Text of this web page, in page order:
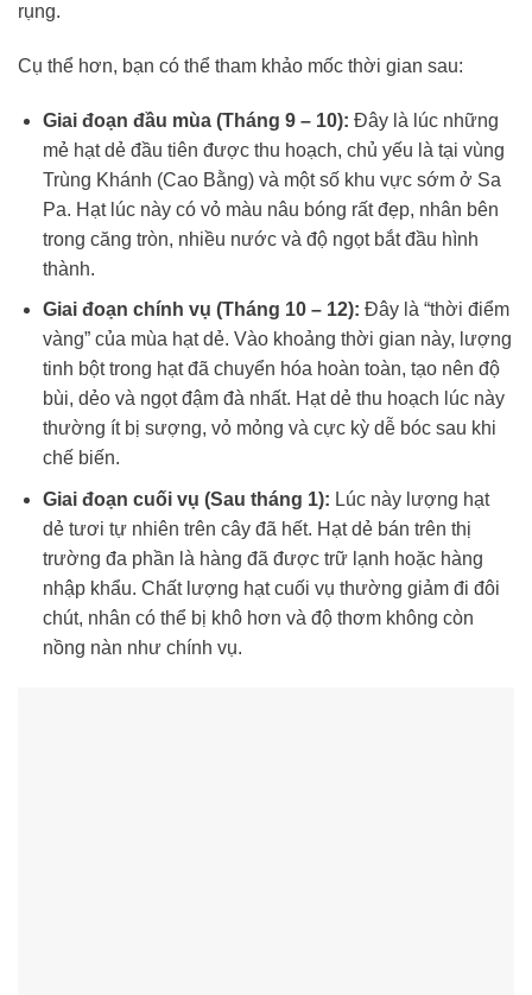
rụng.
Cụ thể hơn, bạn có thể tham khảo mốc thời gian sau:
Giai đoạn đầu mùa (Tháng 9 – 10): Đây là lúc những
mẻ hạt dẻ đầu tiên được thu hoạch, chủ yếu là tại vùng
Trùng Khánh (Cao Bằng) và một số khu vực sớm ở Sa
Pa. Hạt lúc này có vỏ màu nâu bóng rất đẹp, nhân bên
trong căng tròn, nhiều nước và độ ngọt bắt đầu hình
thành.
Giai đoạn chính vụ (Tháng 10 – 12): Đây là “thời điểm
vàng” của mùa hạt dẻ. Vào khoảng thời gian này, lượng
tinh bột trong hạt đã chuyển hóa hoàn toàn, tạo nên độ
bùi, dẻo và ngọt đậm đà nhất. Hạt dẻ thu hoạch lúc này
thường ít bị sượng, vỏ mỏng và cực kỳ dễ bóc sau khi
chế biến.
Giai đoạn cuối vụ (Sau tháng 1): Lúc này lượng hạt
dẻ tươi tự nhiên trên cây đã hết. Hạt dẻ bán trên thị
trường đa phần là hàng đã được trữ lạnh hoặc hàng
nhập khẩu. Chất lượng hạt cuối vụ thường giảm đi đôi
chút, nhân có thể bị khô hơn và độ thơm không còn
nồng nàn như chính vụ.